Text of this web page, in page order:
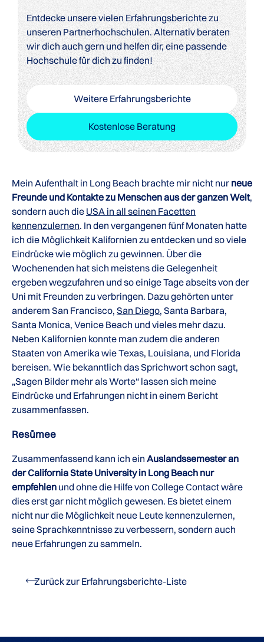
Entdecke unsere vielen Erfahrungsberichte zu
unseren Partnerhochschulen. Alternativ beraten
wir dich auch gern und helfen dir, eine passende
Hochschule für dich zu finden!
Weitere Erfahrungsberichte
Kostenlose Beratung
Mein Aufenthalt in Long Beach brachte mir nicht nur neue
Freunde und Kontakte zu Menschen aus der ganzen Welt,
sondern auch die USA in all seinen Facetten
kennenzulernen. In den vergangenen fünf Monaten hatte
ich die Möglichkeit Kalifornien zu entdecken und so viele
Eindrücke wie möglich zu gewinnen. Über die
Wochenenden hat sich meistens die Gelegenheit
ergeben wegzufahren und so einige Tage abseits von der
Uni mit Freunden zu verbringen. Dazu gehörten unter
anderem San Francisco, San Diego, Santa Barbara,
Santa Monica, Venice Beach und vieles mehr dazu.
Neben Kalifornien konnte man zudem die anderen
Staaten von Amerika wie Texas, Louisiana, und Florida
bereisen. Wie bekanntlich das Sprichwort schon sagt,
„Sagen Bilder mehr als Worte“ lassen sich meine
Eindrücke und Erfahrungen nicht in einem Bericht
zusammenfassen.
Resümee
Zusammenfassend kann ich ein Auslandssemester an
der California State University in Long Beach nur
empfehlen und ohne die Hilfe von College Contact wäre
dies erst gar nicht möglich gewesen. Es bietet einem
nicht nur die Möglichkeit neue Leute kennenzulernen,
seine Sprachkenntnisse zu verbessern, sondern auch
neue Erfahrungen zu sammeln.
Zurück zur Erfahrungsberichte-Liste